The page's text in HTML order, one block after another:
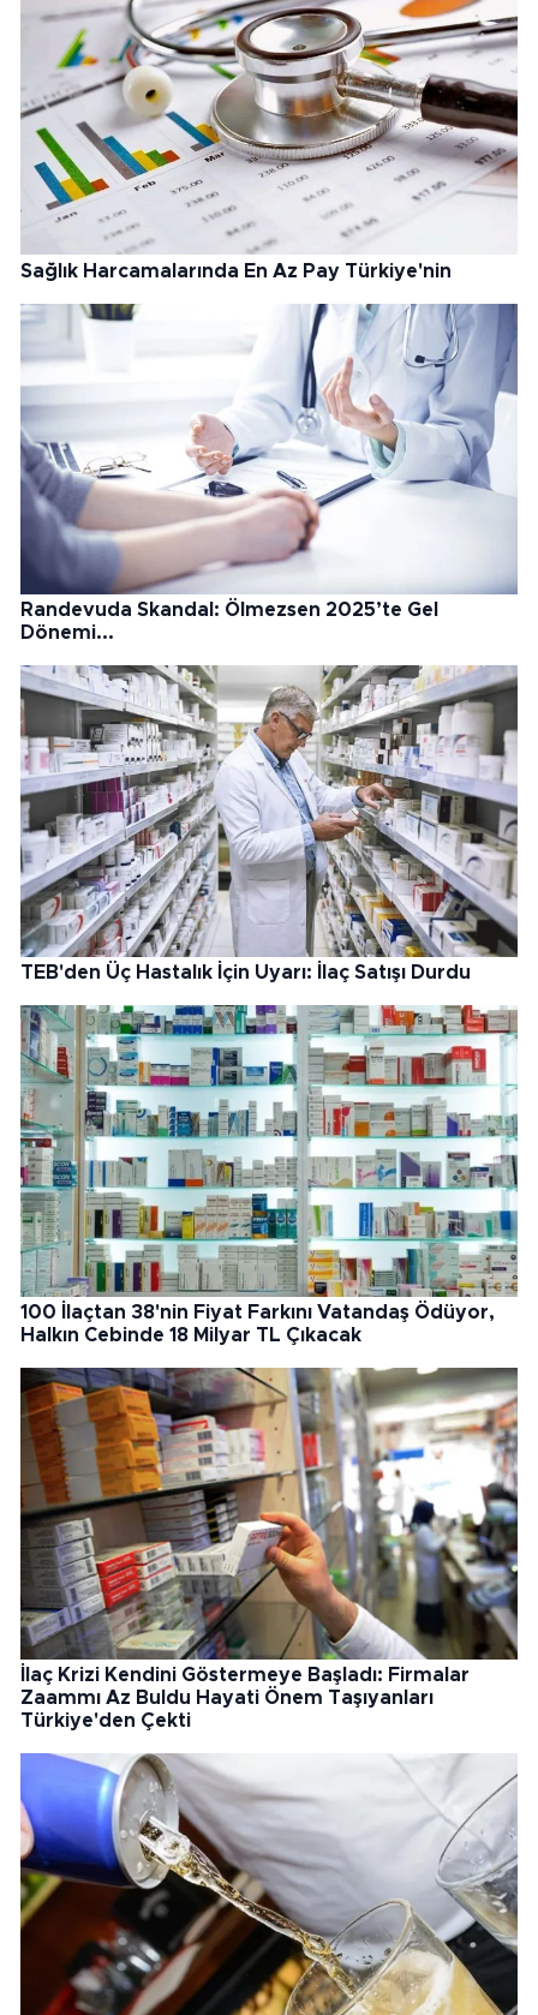
Sağlık Harcamalarında En Az Pay Türkiye'nin
Randevuda Skandal: Ölmezsen 2025’te Gel
Dönemi...
TEB'den Üç Hastalık İçin Uyarı: İlaç Satışı Durdu
100 İlaçtan 38'nin Fiyat Farkını Vatandaş Ödüyor,
Halkın Cebinde 18 Milyar TL Çıkacak
İlaç Krizi Kendini Göstermeye Başladı: Firmalar
Zaammı Az Buldu Hayati Önem Taşıyanları
Türkiye'den Çekti